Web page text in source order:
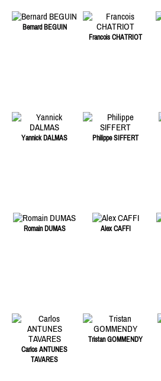
Bernard BEGUIN
Francois CHATRIOT
Yannick DALMAS Philippe SIFFERT
Romain DUMAS Alex CAFFI
Carlos ANTUNES
TAVARES
Tristan GOMMENDY